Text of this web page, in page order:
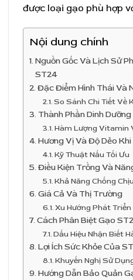
được loại gạo phù hợp
Nội dung chính
Nguồn Gốc Và Lịch Sử
ST24
Đặc Điểm Hình Thái Và
So Sánh Chi Tiết Về
Thành Phần Dinh
Hàm Lượng Vitamin
Hương Vị Và Độ Dẻo Khi
Kỹ Thuật Nấu Tối Ưu
Điều Kiện Trồng Và
Khả Năng Chống
Giá Cả Và Thị Trường
Xu Hướng Phát
Cách Phân Biệt Gạo
Dấu Hiệu Nhận Biết
Lợi Ích Sức Khỏe Của
Khuyến Nghị Sử
Hướng Dẫn Bảo Quản